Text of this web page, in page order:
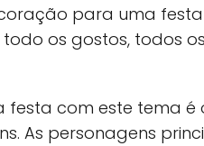
para uma
os gostos, todos
festa com este tema é
As personagens